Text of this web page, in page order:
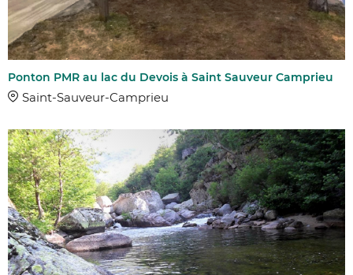
Ponton PMR au lac du Devois à Saint Sauveur Camprieu
Saint-Sauveur-Camprieu